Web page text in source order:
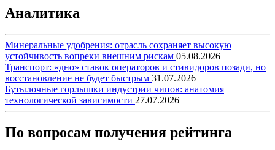
Аналитика
Минеральные удобрения: отрасль сохраняет высокую
устойчивость вопреки внешним рискам 05.08.2026
Транспорт: «дно» ставок операторов и стивидоров позади, но
восстановление не будет быстрым 31.07.2026
Бутылочные горлышки индустрии чипов: анатомия
технологической зависимости 27.07.2026
По вопросам получения рейтинга